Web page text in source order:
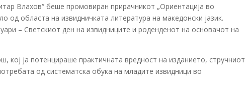
Влахов“ беше промовиран прирачникот „Ориентација во
од областа на извидничката литература на македонски јазик.
– Светскиот ден на извидниците и роденденот на основачот на
, кој ја потенцираше практичната вредност на изданието, стручниот
од систематска обука на младите извидници во